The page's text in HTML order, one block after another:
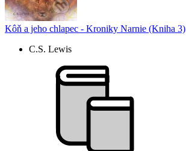
Kôň a jeho chlapec - Kroniky Narnie (Kniha 3)
C.S. Lewis